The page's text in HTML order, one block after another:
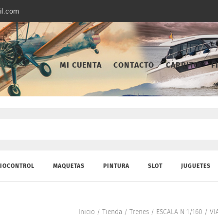
MI CUENTA CONTACTO CARRITO
MAQUETAS PINTURA SLOT JUGUETES
Inicio / Tienda/ Trenes/ ESCALA N 1/160 /